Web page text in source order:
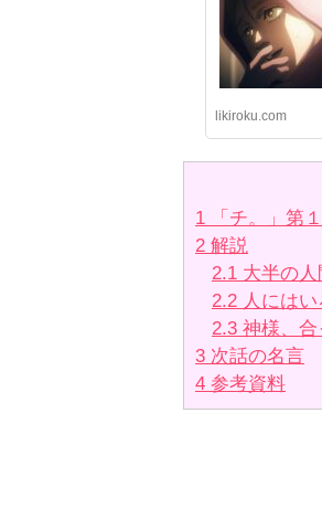
likiroku.com
1 「チ。」第
2 解説
2.1 大半の
2.2 人には
2.3 神様、
3 次話の名言
4 参考資料